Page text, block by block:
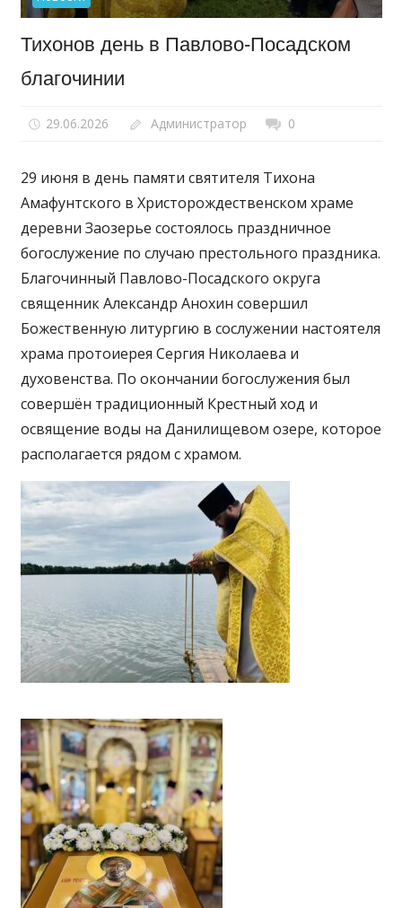
Тихонов день в Павлово-Посадском
благочинии
29.06.2026 Администратор 0
29 июня в день памяти святителя Тихона
Амафунтского в Христорождественском храме
деревни Заозерье состоялось праздничное
богослужение по случаю престольного праздника.
Благочинный Павлово-Посадского округа
священник Александр Анохин совершил
Божественную литургию в сослужении настоятеля
храма протоиерея Сергия Николаева и
духовенства. По окончании богослужения был
совершён традиционный Крестный ход и
освящение воды на Данилищевом озере, которое
располагается рядом с храмом.